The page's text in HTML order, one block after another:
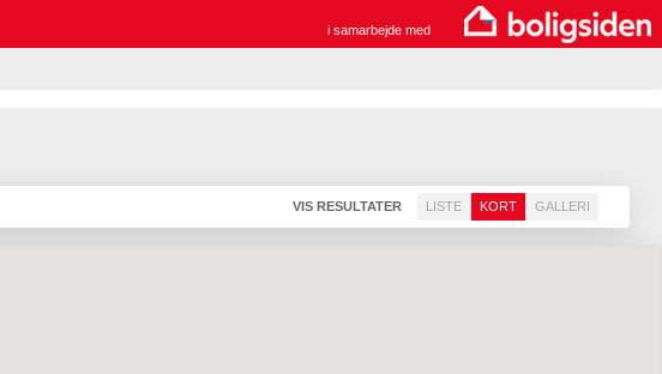
i samarbejde med
VIS RESULTATER LISTE KORT GALLERI